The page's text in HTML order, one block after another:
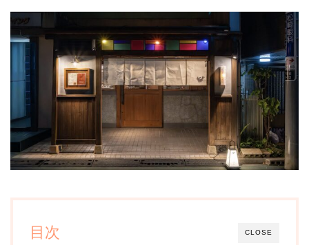
CLOSE
目次